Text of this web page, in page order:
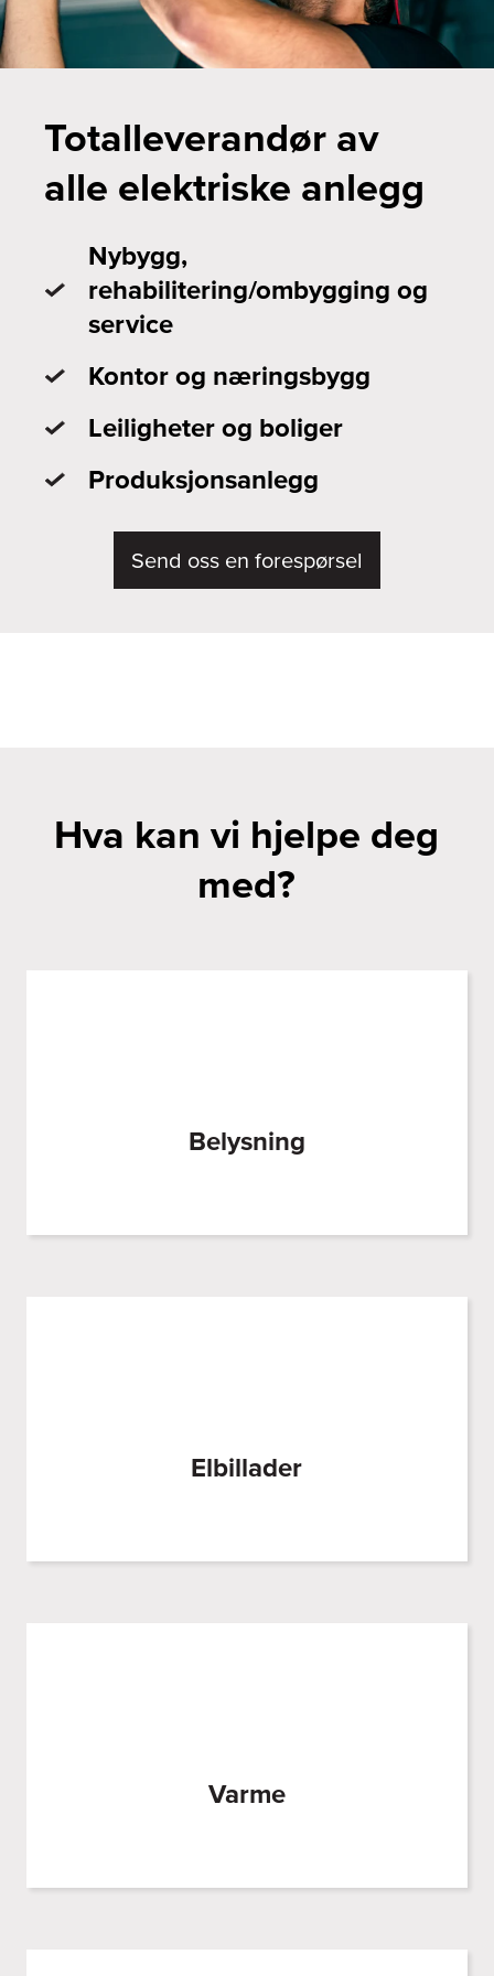
Totalleverandør av
alle elektriske anlegg
Nybygg,
rehabilitering/ombygging og
service
Kontor og næringsbygg
Leiligheter og boliger
Produksjonsanlegg
Send oss en forespørsel
Hva kan vi hjelpe deg
med?
Belysning
Elbillader
Varme